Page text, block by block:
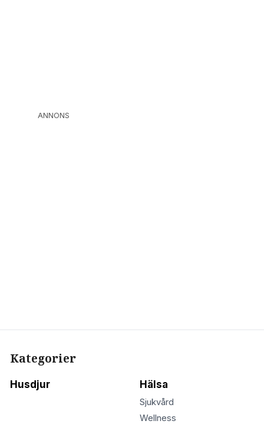
ANNONS
Kategorier
Husdjur Hälsa
Sjukvård
Wellness